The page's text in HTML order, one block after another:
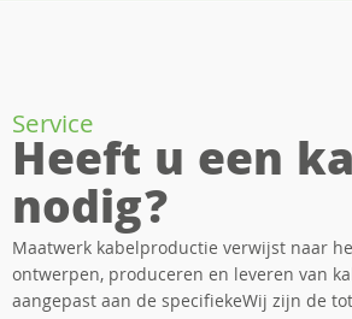
Service
Heeft u een
nodig?
Maatwerk kabelproductie verwijst naar
ontwerpen, produceren en leveren van
aangepast aan de specifiekeWij zijn de